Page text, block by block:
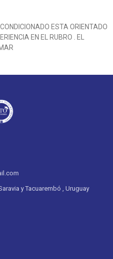
ESTA ORIENTADO
EN EL RUBRO . EL
y Tacuarembó , Uruguay